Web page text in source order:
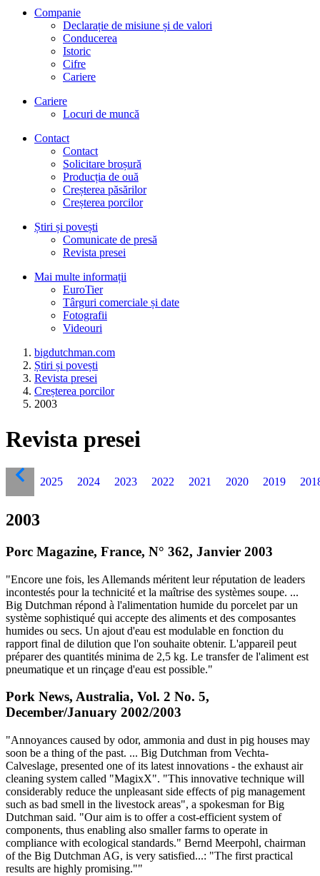
Companie
Declarație de misiune și de valori
Conducerea
Istoric
Cifre
Cariere
Cariere
Locuri de muncă
Contact
Contact
Solicitare broșură
Producția de ouă
Creșterea păsărilor
Creșterea porcilor
Știri și povești
Comunicate de presă
Revista presei
Mai multe informații
EuroTier
Târguri comerciale și date
Fotografii
Videouri
bigdutchman.com
Știri și povești
Revista presei
Creșterea porcilor
2003
Revista presei
2025 2024 2023 2022 2021 2020 2019
2003
Porc Magazine, France, N° 362, Janvier 2003
"Encore une fois, les Allemands méritent leur réputation de leaders
incontestés pour la technicité et la maîtrise des systèmes soupe. ...
Big Dutchman répond à l'alimentation humide du porcelet par un
système sophistiqué qui accepte des aliments et des composantes
humides ou secs. Un ajout d'eau est modulable en fonction du
rapport final de dilution que l'on souhaite obtenir. L'appareil peut
préparer des quantités minima de 2,5 kg. Le transfer de l'aliment est
pneumatique et un rinçage d'eau est possible."
Pork News, Australia, Vol. 2 No. 5,
December/January 2002/2003
"Annoyances caused by odor, ammonia and dust in pig houses may
soon be a thing of the past. ... Big Dutchman from Vechta-
Calveslage, presented one of its latest innovations - the exhaust air
cleaning system called "MagixX". "This innovative technique will
considerably reduce the unpleasant side effects of pig management
such as bad smell in the livestock areas", a spokesman for Big
Dutchman said. "Our aim is to offer a cost-efficient system of
components, thus enabling also smaller farms to operate in
compliance with ecological standards." Bernd Meerpohl, chairman
of the Big Dutchman AG, is very satisfied...: "The first practical
results are highly promising.""